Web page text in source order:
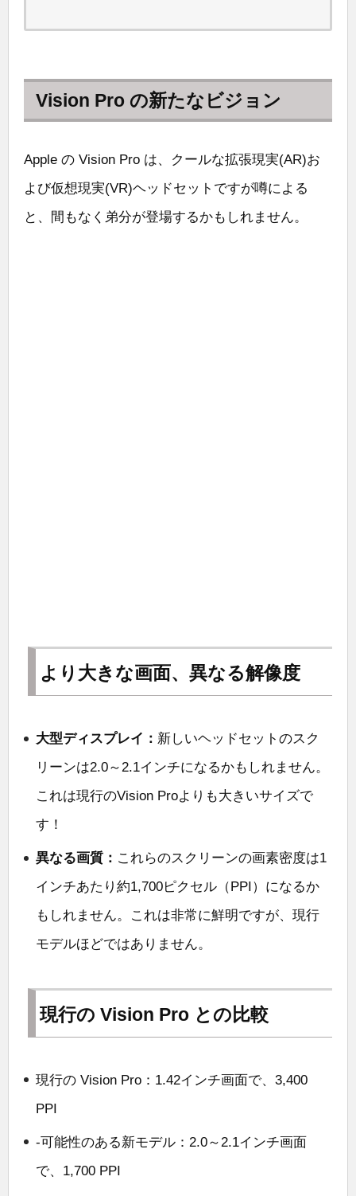
Vision Pro の新たなビジョン
Apple の Vision Pro は、クールな拡張現実(AR)お
よび仮想現実(VR)ヘッドセットですが噂による
と、間もなく弟分が登場するかもしれません。
より大きな画面、異なる解像度
大型ディスプレイ： 新しいヘッドセットのスク
リーンは2.0～2.1インチになるかもしれません。
これは現行のVision Proよりも大きいサイズで
す！
異なる画質： これらのスクリーンの画素密度は1
インチあたり約1,700ピクセル（PPI）になるか
もしれません。これは非常に鮮明ですが、現行
モデルほどではありません。
現行の Vision Pro との比較
現行の Vision Pro：1.42インチ画面で、3,400
PPI
-可能性のある新モデル：2.0～2.1インチ画面
で、1,700 PPI